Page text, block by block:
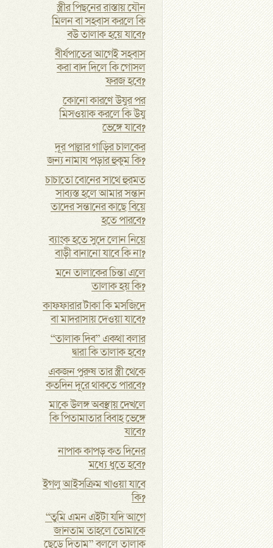
স্ত্রীর পিছনের রাস্তায় যৌন
মিলন বা সহবাস করলে কি
বউ তালাক হয়ে যাবে?
বীর্যপাতের আগেই সহবাস
করা বাদ দিলে কি গোসল
ফরজ হবে?
কোনো কারণে উযুর পর
মিসওয়াক করলে কি উযু
ভেঙ্গে যাবে?
দূর পাল্লার গাড়ির চালকের
জন্য নামায পড়ার হুকুম কি?
চাচাতো বোনের সাথে হুরমত
সাব্যস্ত হলে আমার সন্তান
তাদের সন্তানের কাছে বিয়ে
হতে পারবে?
ব্যাংক হতে সুদে লোন নিয়ে
বাড়ী বানানো যাবে কি না?
মনে তালাকের চিন্তা এলে
তালাক হয় কি?
কাফফারার টাকা কি মসজিদে
বা মাদরাসায় দেওয়া যাবে?
“তালাক দিব” একথা বলার
দ্বারা কি তালাক হবে?
একজন পুরুষ তার স্ত্রী থেকে
কতদিন দূরে থাকতে পারবে?
মাকে উলঙ্গ অবস্থায় দেখলে
কি পিতামাতার বিবাহ ভেঙ্গে
যাবে?
নাপাক কাপড় কত দিনের
মধ্যে ধুতে হবে?
ইগলু আইসক্রিম খাওয়া যাবে
কি?
“তুমি এমন এইটা যদি আগে
জানতাম তাহলে তোমাকে
ছেড়ে দিতাম” বললে তালাক